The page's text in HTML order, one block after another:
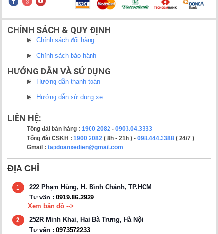
CHÍNH SÁCH & QUY ĐỊNH
Chính sách đổi hàng
Chính sách bảo hành
HƯỚNG DẪN VÀ SỬ DỤNG
Hướng dẫn thanh toán
Hướng dẫn sử dụng xe
LIÊN HỆ:
Tổng đài bán hàng : 1900 2082 - 0903.04.3333
Tổng đài CSKH : 1900 2082 ( 8h - 21h ) - 098.444.3388 ( 24/7 )
Gmail : tapdoanxedien@gmail.com
ĐỊA CHỈ
1
222 Phạm Hùng, H. Bình Chánh, TP.HCM
Tư vấn : 0919.86.2929
Xem bản đồ -->
2
252R Minh Khai, Hai Bà Trưng, Hà Nội
Tư vấn : 0973572233